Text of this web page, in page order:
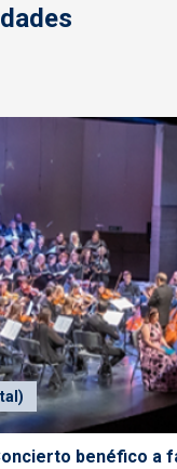
benéfico a